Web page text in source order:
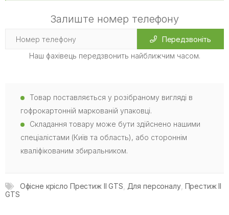
Залиште номер телефону
Передзвоніть
Наш фахівець передзвонить найближчим часом.
Товар поставляється у розібраному вигляді в
гофрокартонній маркованій упаковці.
Складання товару може бути здійснено нашими
спеціалістами (Київ та область), або стороннім
кваліфікованим збиральником.
Офісне крісло Престиж II GTS Для персоналу, Престиж II
GTS